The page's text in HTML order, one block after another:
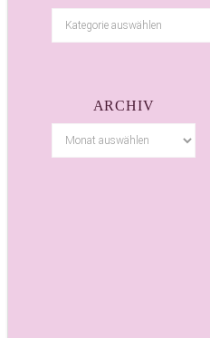
ARCHIV